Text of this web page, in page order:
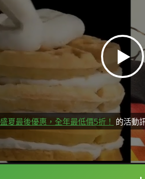
盛夏最後優惠，全年最低價5折！ 的活動